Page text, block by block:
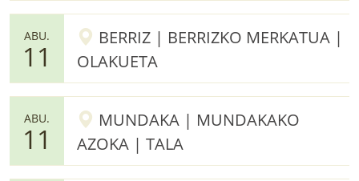
ABU.
11
BERRIZ | BERRIZKO MERKATUA |
OLAKUETA
ABU.
11
MUNDAKA | MUNDAKAKO
AZOKA | TALA